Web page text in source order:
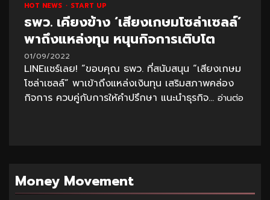
HOT NEWS START UP
ธพว. เคียงข้าง ‘เสียงเกษมโซล่าเซลล์’
พาถึงแหล่งทุน หนุนกิจการเติบโต
01/09/2022
LINEแชร์เลย! “ขอบคุณ ธพว. ที่สนับสนุน “เสียงเกษม
โซล่าเซลล์” พาเข้าถึงแหล่งเงินทุน เสริมสภาพคล่อง
กิจการ ควบคู่กับการให้คำปรึกษา แนะนำธุรกิจ... อ่านต่อ
Money Movement